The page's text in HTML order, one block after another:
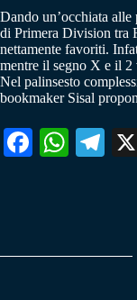
Dando un’occhiata
di Primera Division tra
nettamente favoriti.
mentre il segno X e il 2
Nel palinsesto
bookmaker Sisal
Fa W
pp
Te
m